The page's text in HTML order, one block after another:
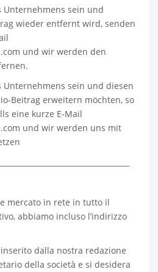
Unternehmens sein und
wieder entfernt wird, senden
und wir werden den
Unternehmens sein und diesen
Beitrag erweitern möchten, so
eine kurze E-Mail
und wir werden uns mit
mercato in rete in tutto il
abbiamo incluso l’indirizzo
dalla nostra redazione
della società e si desidera